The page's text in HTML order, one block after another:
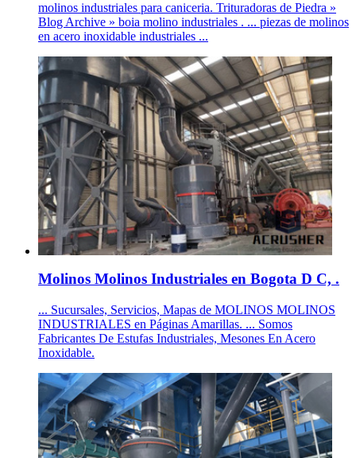
molinos industriales para caniceria. Trituradoras de Piedra »
Blog Archive » boia molino industriales . ... piezas de molinos
en acero inoxidable industriales ...
Molinos Molinos Industriales en Bogota D C, .
... Sucursales, Servicios, Mapas de MOLINOS MOLINOS
INDUSTRIALES en Páginas Amarillas. ... Somos
Fabricantes De Estufas Industriales, Mesones En Acero
Inoxidable.